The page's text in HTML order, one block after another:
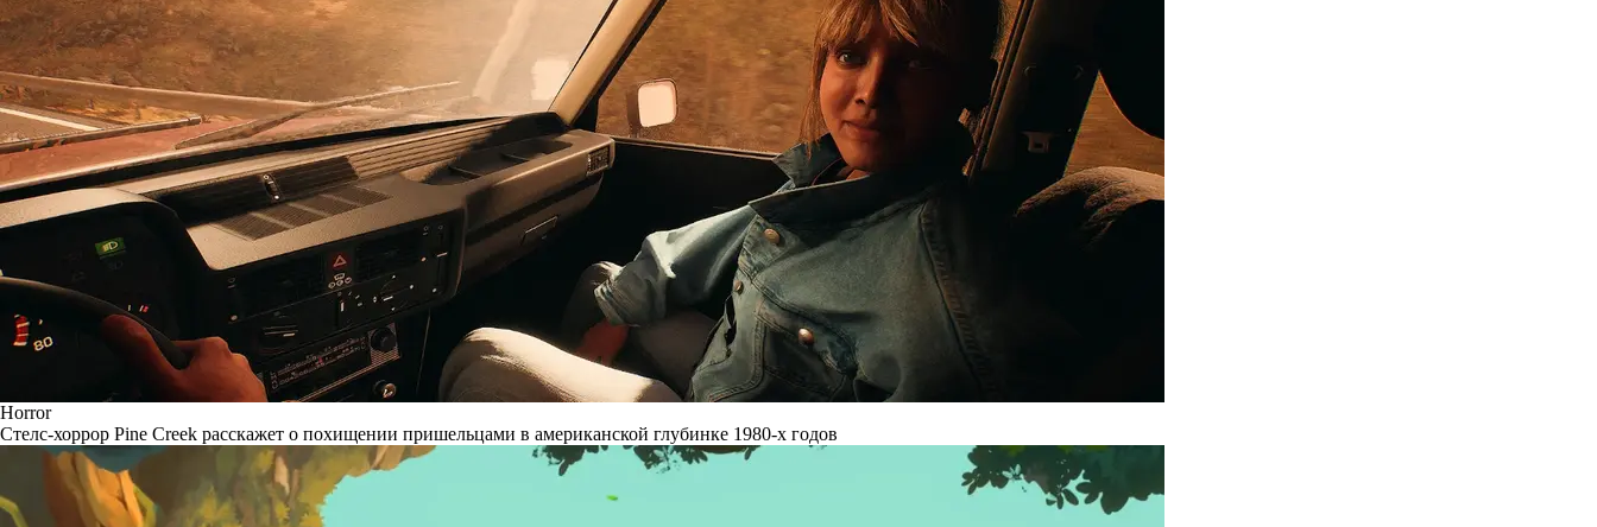
Horror
Стелс-хоррор Pine Creek расскажет о похищении пришельцами в американской глубинке 1980-х годов